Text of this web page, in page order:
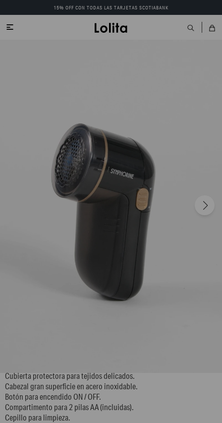
15% OFF CON TODAS LAS TARJETAS SCOTIABANK

Cubierta protectora para tejidos delicados.
Cabezal gran superficie en acero inoxidable.
Botón para encendido ON / OFF.
Compartimento para 2 pilas AA (incluidas).
Cepillo para limpieza.